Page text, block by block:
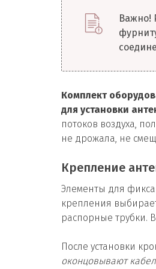
Важно!
Комплект
для установки
потоков воздуха,
не дрожала, не
Крепление
Элементы для
крепления
распорные трубки.
После установки
оконцовывают